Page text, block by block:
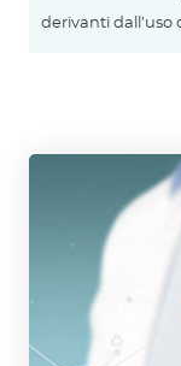
derivanti dall’uso